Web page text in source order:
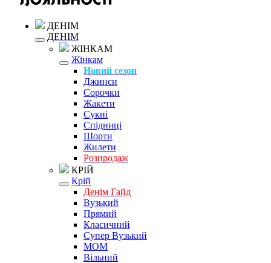
ДЕНІМ
ДЕНІМ
ЖІНКАМ
Жінкам
Новий сезон
Джинси
Сорочки
Жакети
Сукні
Спідниці
Шорти
Жилети
Розпродаж
КРІЙ
Крій
Денім Гайд
Вузький
Прямий
Класичний
Супер Вузький
MOM
Вільний